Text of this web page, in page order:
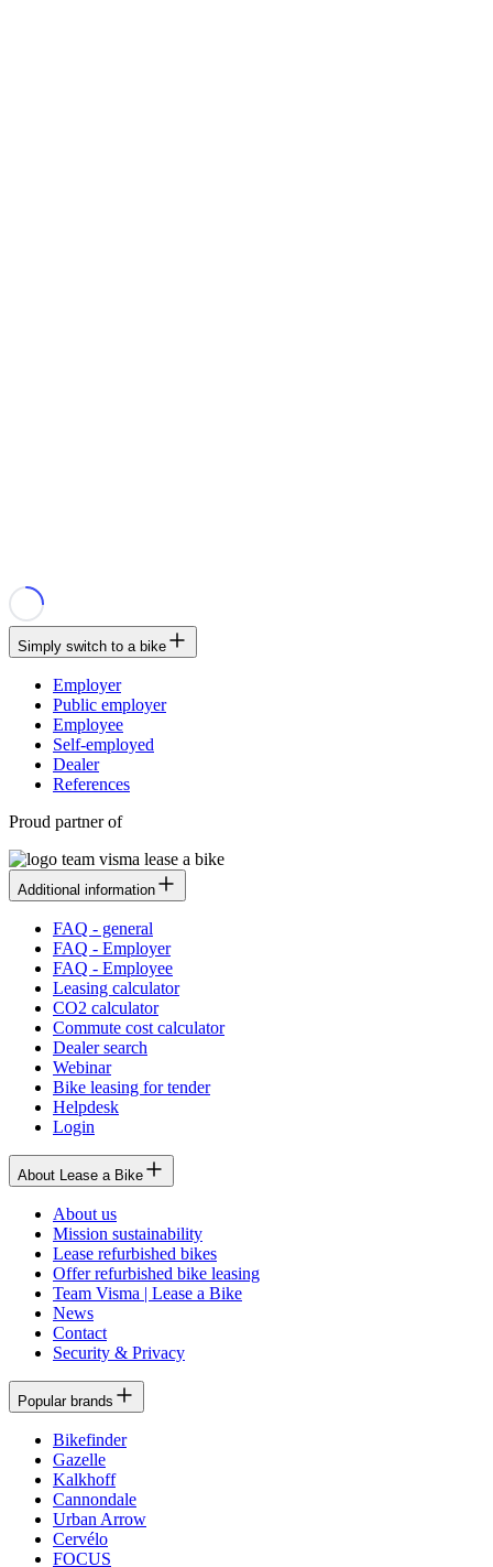
Simply switch to a bike
Employer
Public employer
Employee
Self-employed
Dealer
References
Proud partner of
Additional information
FAQ - general
FAQ - Employer
FAQ - Employee
Leasing calculator
CO2 calculator
Commute cost calculator
Dealer search
Webinar
Bike leasing for tender
Helpdesk
Login
About Lease a Bike
About us
Mission sustainability
Lease refurbished bikes
Offer refurbished bike leasing
Team Visma | Lease a Bike
News
Contact
Security & Privacy
Popular brands
Bikefinder
Gazelle
Kalkhoff
Cannondale
Urban Arrow
Cervélo
FOCUS